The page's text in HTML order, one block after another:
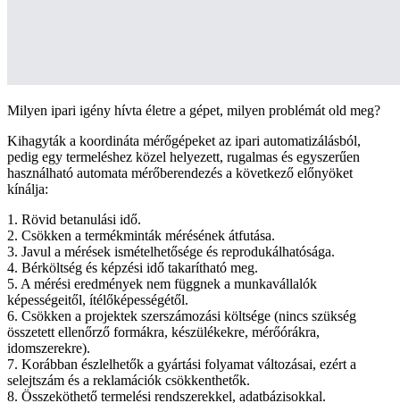
Milyen ipari igény hívta életre a gépet, milyen problémát old meg?
Kihagyták a koordináta mérőgépeket az ipari automatizálásból,
pedig egy termeléshez közel helyezett, rugalmas és egyszerűen
használható automata mérőberendezés a következő előnyöket
kínálja:
1. Rövid betanulási idő.
2. Csökken a termékminták mérésének átfutása.
3. Javul a mérések ismételhetősége és reprodukálhatósága.
4. Bérköltség és képzési idő takarítható meg.
5. A mérési eredmények nem függnek a munkavállalók
képességeitől, ítélőképességétől.
6. Csökken a projektek szerszámozási költsége (nincs szükség
összetett ellenőrző formákra, készülékekre, mérőórákra,
idomszerekre).
7. Korábban észlelhetők a gyártási folyamat változásai, ezért a
selejtszám és a reklamációk csökkenthetők.
8. Összeköthető termelési rendszerekkel, adatbázisokkal.